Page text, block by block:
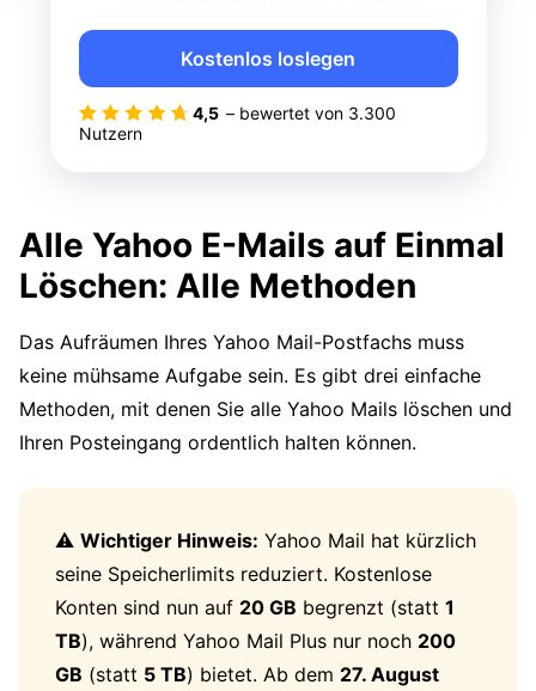
4,5 – bewertet von 3.300
Nutzern
Kostenlos loslegen
Alle Yahoo E-Mails auf Einmal
Löschen: Alle Methoden
Das Aufräumen Ihres Yahoo Mail-Postfachs muss
keine mühsame Aufgabe sein. Es gibt drei einfache
Methoden, mit denen Sie alle Yahoo Mails löschen und
Ihren Posteingang ordentlich halten können.
⚠️ Wichtiger Hinweis: Yahoo Mail hat kürzlich
seine Speicherlimits reduziert. Kostenlose
Konten sind nun auf 20 GB begrenzt (statt 1
TB), während Yahoo Mail Plus nur noch 200
GB (statt 5 TB) bietet. Ab dem 27. August